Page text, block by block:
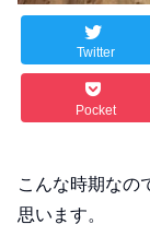
Twitter
Pocket
こんな時期なの
思います。